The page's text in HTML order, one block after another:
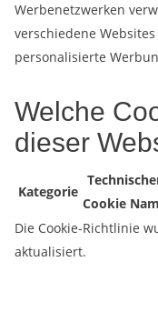
Werbenetzwerken
verschiedene
personalisierte
Welche
dieser
Kategorie
Cookie
Die Cookie-Richtlinie
aktualisiert.